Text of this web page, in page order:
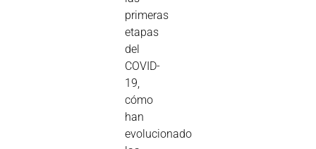
primeras
etapas
del
COVID-
19,
cómo
han
evolucionado